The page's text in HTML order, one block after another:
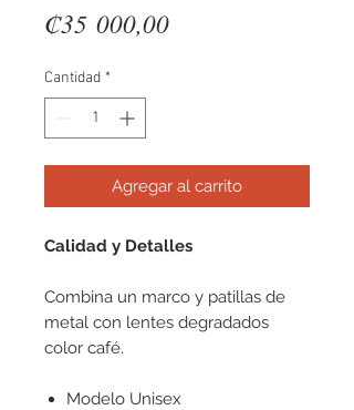
₡35 000,00Precio
Cantidad *
Agregar al carrito
Calidad y Detalles
Combina un marco y patillas de
metal con lentes degradados
color café.
Modelo Unisex